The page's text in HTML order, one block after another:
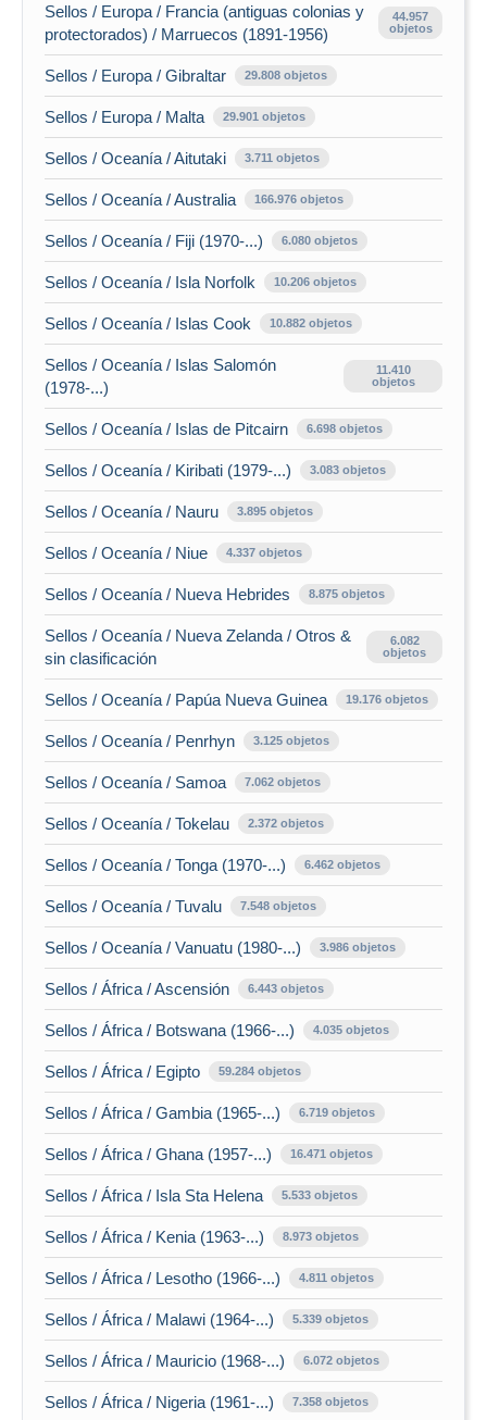
Sellos / Europa / Francia (antiguas colonias y
protectorados) / Marruecos (1891-1956)
44.957
objetos
Sellos / Europa / Gibraltar 29.808 objetos
Sellos / Europa / Malta 29.901 objetos
Sellos / Oceanía / Aitutaki 3.711 objetos
Sellos / Oceanía / Australia 166.976 objetos
Sellos / Oceanía / Fiji (1970-...) 6.080 objetos
Sellos / Oceanía / Isla Norfolk 10.206 objetos
Sellos / Oceanía / Islas Cook 10.882 objetos
Sellos / Oceanía / Islas Salomón
(1978-...)
11.410
objetos
Sellos / Oceanía / Islas de Pitcairn 6.698 objetos
Sellos / Oceanía / Kiribati (1979-...) 3.083 objetos
Sellos / Oceanía / Nauru 3.895 objetos
Sellos / Oceanía / Niue 4.337 objetos
Sellos / Oceanía / Nueva Hebrides 8.875 objetos
Sellos / Oceanía / Nueva Zelanda / Otros &
sin clasificación
6.082
objetos
Sellos / Oceanía / Papúa Nueva Guinea 19.176 objetos
Sellos / Oceanía / Penrhyn 3.125 objetos
Sellos / Oceanía / Samoa 7.062 objetos
Sellos / Oceanía / Tokelau 2.372 objetos
Sellos / Oceanía / Tonga (1970-...) 6.462 objetos
Sellos / Oceanía / Tuvalu 7.548 objetos
Sellos / Oceanía / Vanuatu (1980-...) 3.986 objetos
Sellos / África / Ascensión 6.443 objetos
Sellos / África / Botswana (1966-...) 4.035 objetos
Sellos / África / Egipto 59.284 objetos
Sellos / África / Gambia (1965-...) 6.719 objetos
Sellos / África / Ghana (1957-...) 16.471 objetos
Sellos / África / Isla Sta Helena 5.533 objetos
Sellos / África / Kenia (1963-...) 8.973 objetos
Sellos / África / Lesotho (1966-...) 4.811 objetos
Sellos / África / Malawi (1964-...) 5.339 objetos
Sellos / África / Mauricio (1968-...) 6.072 objetos
Sellos / África / Nigeria (1961-...) 7.358 objetos